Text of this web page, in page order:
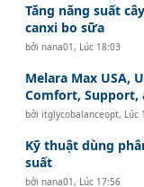
Tăng năng suất
canxi bo sữa
bởinana01 , Lúc 18:03
Melara Max USA,
Comfort, Support,
bởiitglycobalanceopt, Lúc
Kỹ thuật dùng
suất
bởinana01 , Lúc 17:56